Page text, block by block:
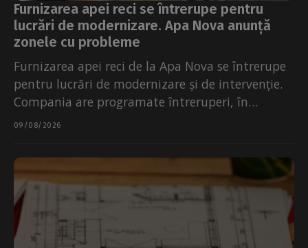
Furnizarea apei reci se întrerupe pentru
lucrări de modernizare. Apa Nova anunță
zonele cu probleme
Furnizarea apei reci de la Apa Nova se întrerupe
pentru lucrări de modernizare și de intervenție.
Compania are programate întreruperi, în
perioada 10-14 august. Furnizarea...
09/08/2026